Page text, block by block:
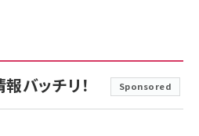
バッチリ！ Sponsored